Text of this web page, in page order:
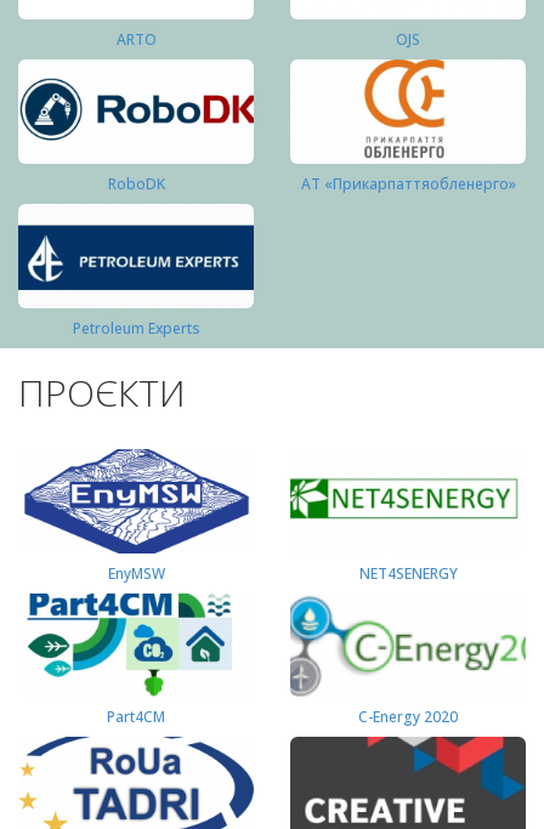
ARTO OJS
RoboDK АТ «Прикарпаттяобленерго»
Petroleum Experts
ПРОЄКТИ
EnyMSW NET4SENERGY
Part4СМ C-Energy 2020